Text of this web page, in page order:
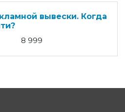
вывески. Когда
8 999